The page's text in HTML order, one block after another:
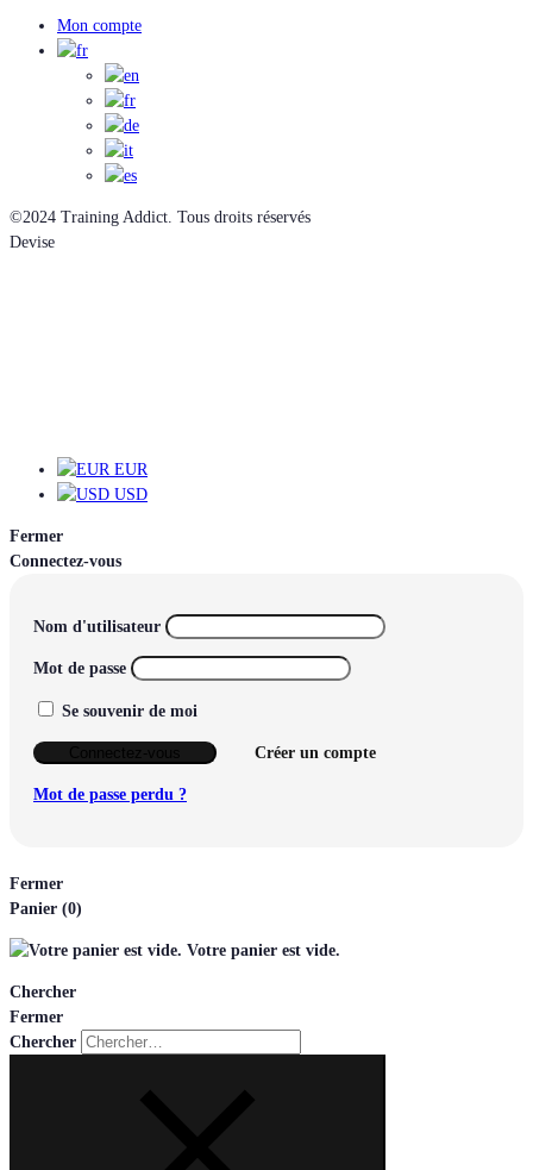
Mon compte
©2024 Training Addict. Tous droits réservés
Devise
EUR
USD
Fermer
Connectez-vous
Nom d'utilisateur
Mot de passe
Se souvenir de moi
Créer un compte
Mot de passe perdu ?
Fermer
Panier (0)
Votre panier est vide.
Chercher
Fermer
Chercher